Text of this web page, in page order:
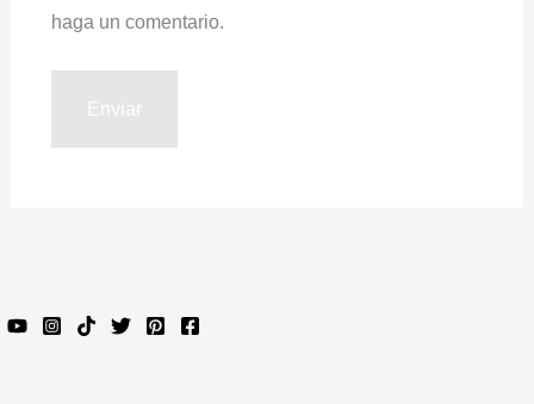
haga un comentario.